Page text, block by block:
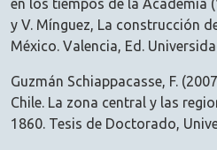
en los tiempos de la Academia
y V. Mínguez, La construcción
México. Valencia, Ed.
Guzmán Schiappacasse, F.
Chile. La zona central y las
1860. Tesis de Doctorado,